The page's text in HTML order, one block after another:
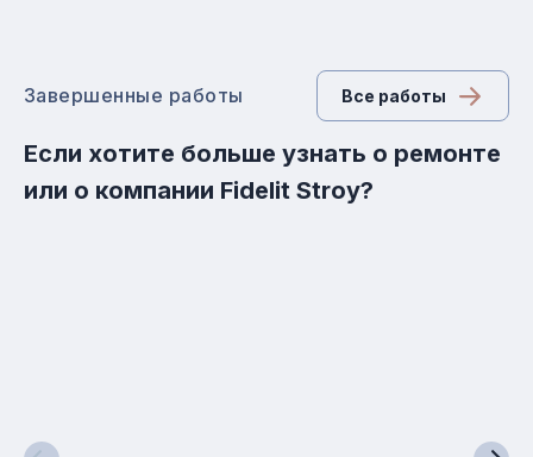
Завершенные работы Все работы
Если хотите больше узнать о ремонте
или о компании Fidelit Stroy?